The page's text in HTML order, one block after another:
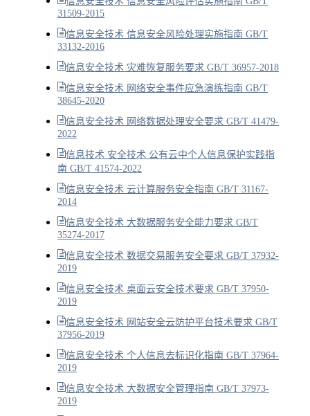
31509-2015
信息安全技术 信息安全风险处理实施指南 GB/T
33132-2016
信息安全技术 灾难恢复服务要求 GB/T 36957-2018
信息安全技术 网络安全事件应急演练指南 GB/T
38645-2020
信息安全技术 网络数据处理安全要求 GB/T 41479-
2022
信息技术 安全技术 公有云中个人信息保护实践指
南 GB/T 41574-2022
信息安全技术 云计算服务安全指南 GB/T 31167-
2014
信息安全技术 大数据服务安全能力要求 GB/T
35274-2017
信息安全技术 数据交易服务安全要求 GB/T 37932-
2019
信息安全技术 桌面云安全技术要求 GB/T 37950-
2019
信息安全技术 网站安全云防护平台技术要求 GB/T
37956-2019
信息安全技术 个人信息去标识化指南 GB/T 37964-
2019
信息安全技术 大数据安全管理指南 GB/T 37973-
2019